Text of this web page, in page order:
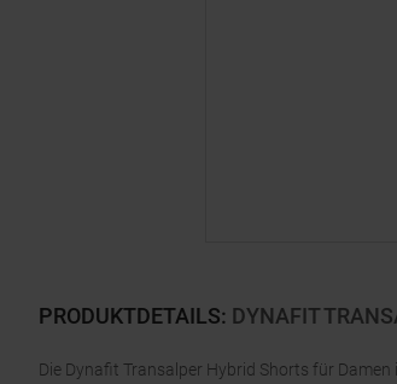
PRODUKTDETAILS: DYNAFIT
Die Dynafit Transalper Hybrid Shorts für